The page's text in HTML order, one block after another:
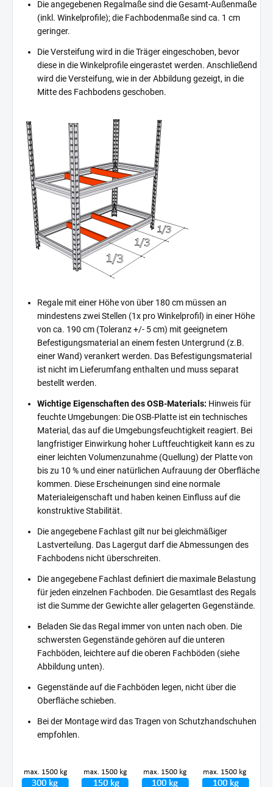
Die angegebenen Regalmaße sind die Gesamt-Außenmaße
(inkl. Winkelprofile); die Fachbodenmaße sind ca. 1 cm
geringer.
Die Versteifung wird in die Träger eingeschoben, bevor
diese in die Winkelprofile eingerastet werden. Anschließend
wird die Versteifung, wie in der Abbildung gezeigt, in die
Mitte des Fachbodens geschoben.
Regale mit einer Höhe von über 180 cm müssen an
mindestens zwei Stellen (1x pro Winkelprofil) in einer Höhe
von ca. 190 cm (Toleranz +/- 5 cm) mit geeignetem
Befestigungsmaterial an einem festen Untergrund (z.B.
einer Wand) verankert werden. Das Befestigungsmaterial
ist nicht im Lieferumfang enthalten und muss separat
bestellt werden.
Wichtige Eigenschaften des OSB-Materials: Hinweis für
feuchte Umgebungen: Die OSB-Platte ist ein technisches
Material, das auf die Umgebungsfeuchtigkeit reagiert. Bei
langfristiger Einwirkung hoher Luftfeuchtigkeit kann es zu
einer leichten Volumenzunahme (Quellung) der Platte von
bis zu 10 % und einer natürlichen Aufrauung der Oberfläche
kommen. Diese Erscheinungen sind eine normale
Materialeigenschaft und haben keinen Einfluss auf die
konstruktive Stabilität.
Die angegebene Fachlast gilt nur bei gleichmäßiger
Lastverteilung. Das Lagergut darf die Abmessungen des
Fachbodens nicht überschreiten.
Die angegebene Fachlast definiert die maximale Belastung
für jeden einzelnen Fachboden. Die Gesamtlast des Regals
ist die Summe der Gewichte aller gelagerten Gegenstände.
Beladen Sie das Regal immer von unten nach oben. Die
schwersten Gegenstände gehören auf die unteren
Fachböden, leichtere auf die oberen Fachböden (siehe
Abbildung unten).
Gegenstände auf die Fachböden legen, nicht über die
Oberfläche schieben.
Bei der Montage wird das Tragen von Schutzhandschuhen
empfohlen.